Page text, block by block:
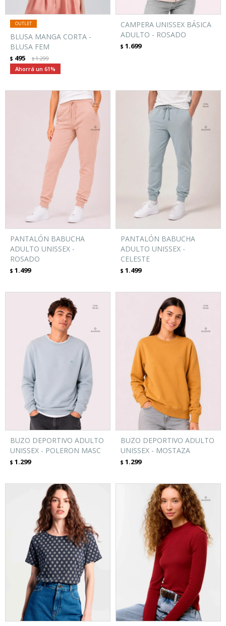
BLUSA MANGA CORTA -
BLUSA FEM
$ 495 $1.299
61
CAMPERA UNISSEX BÁSICA
ADULTO - ROSADO
$ 1.699
PANTALÓN BABUCHA
ADULTO UNISSEX -
ROSADO
$ 1.499
PANTALÓN BABUCHA
ADULTO UNISSEX -
CELESTE
$ 1.499
BUZO DEPORTIVO ADULTO
UNISSEX - POLERON MASC
$ 1.299
BUZO DEPORTIVO ADULTO
UNISSEX - MOSTAZA
$ 1.299